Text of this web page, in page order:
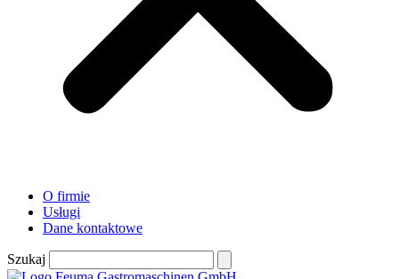
O firmie
Usługi
Dane kontaktowe
Szukaj